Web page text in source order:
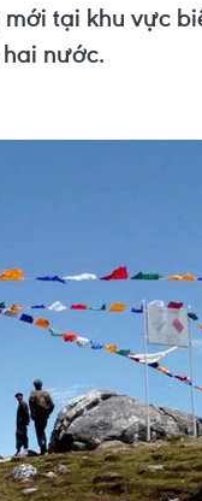
tại khu vực
nước.